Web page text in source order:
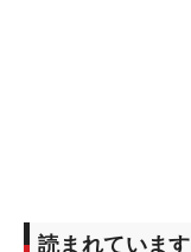
読まれています